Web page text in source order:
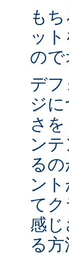
も
ッ
の
デ
ジ
さ
ン
る
ン
て
感
る